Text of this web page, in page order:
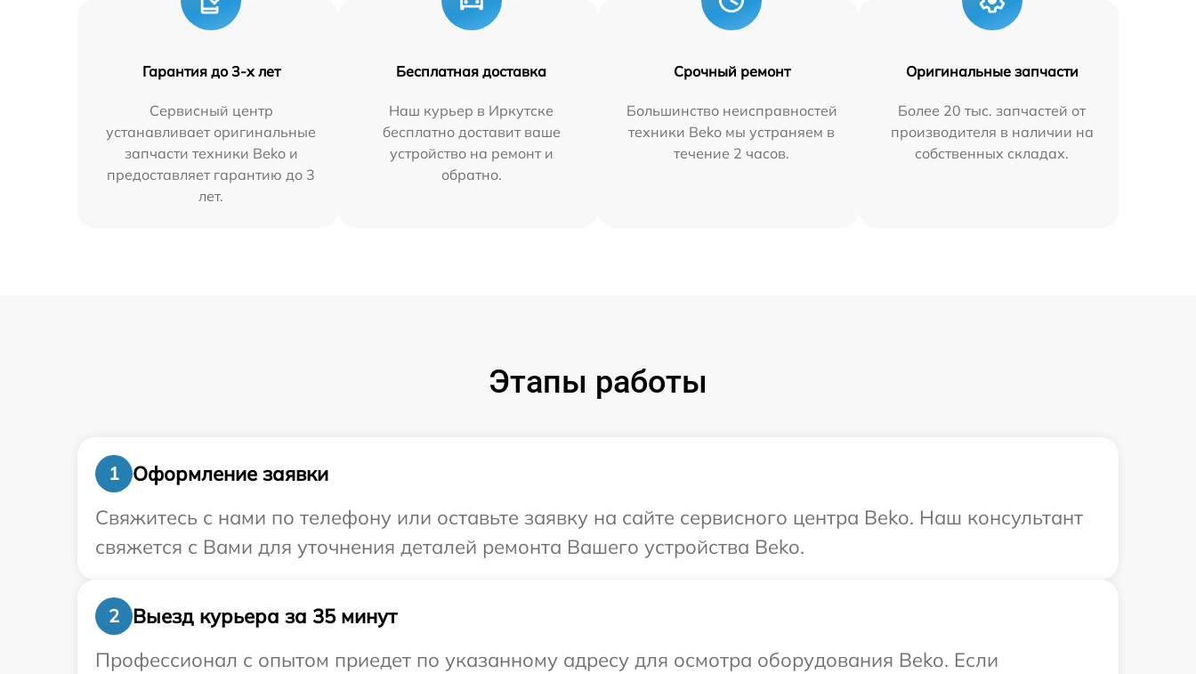
Гарантия до 3-х лет
Сервисный центр
устанавливает оригинальные
запчасти техники Beko и
предоставляет гарантию до 3
лет.
Бесплатная доставка
Наш курьер в Иркутске
бесплатно доставит ваше
устройство на ремонт и
обратно.
Срочный ремонт
Большинство неисправностей
техники Beko мы устраняем в
течение 2 часов.
Оригинальные запчасти
Более 20 тыс. запчастей от
производителя в наличии на
собственных складах.
Этапы работы
1
Оформление заявки
Свяжитесь с нами по телефону или оставьте заявку на сайте сервисного центра Beko. Наш консультант
свяжется с Вами для уточнения деталей ремонта Вашего устройства Beko.
2
Выезд курьера за 35 минут
Профессионал с опытом приедет по указанному адресу для осмотра оборудования Beko. Если